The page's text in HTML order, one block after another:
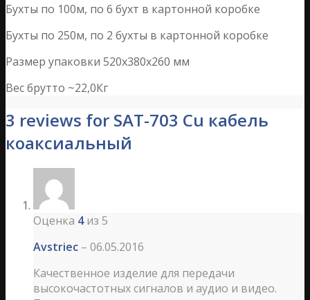
Бухты по 100м, по 6 бухт в картонной коробке
Бухты по 250м, по 2 бухты в картонной коробке
Размер упаковки 520х380х260 мм
Вес брутто ~22,0Кг
3 reviews for SAT-703 Cu кабель
коаксиальный
Оценка 4из 5
Avstriec – 06.05.2016
Качественное изделие для передачи
высокочастотных сигналов и аудио и видео.